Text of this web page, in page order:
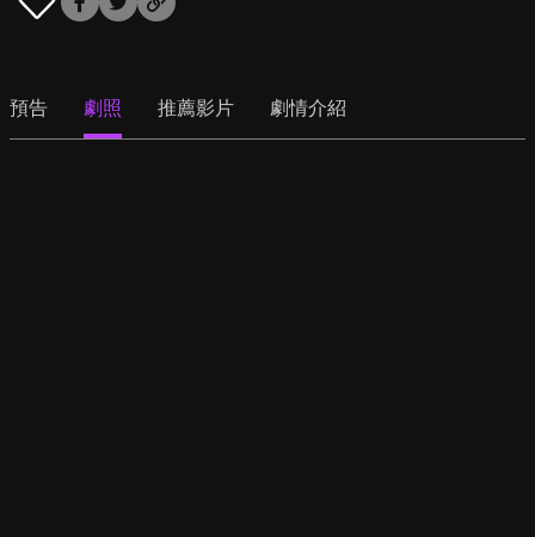
預告 劇照 推薦影片 劇情介紹